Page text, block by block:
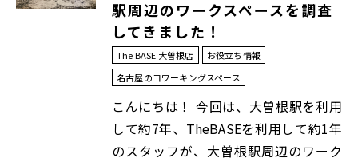
駅周辺のワークスペースを調査
してきました！
The BASE 大曽根店
お役立ち情報
名古屋のコワーキングスペース
こんにちは！ 今回は、大曽根駅を利用
して約7年、TheBASEを利用して約1年
のスタッフが、大曽根駅周辺のワーク